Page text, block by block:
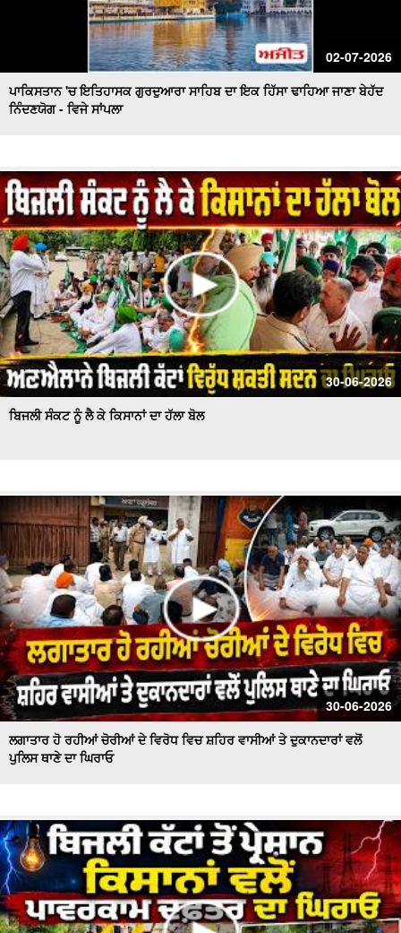
02-07-2026
ਪਾਕਿਸਤਾਨ 'ਚ ਇਤਿਹਾਸਕ ਗੁਰਦੁਆਰਾ ਸਾਹਿਬ ਦਾ ਇਕ ਹਿੱਸਾ ਢਾਹਿਆ ਜਾਣਾ ਬੇਹੱਦ
ਨਿੰਦਣਯੋਗ - ਵਿਜੇ ਸਾਂਪਲਾ
30-06-2026
ਬਿਜਲੀ ਸੰਕਟ ਨੂੰ ਲੈ ਕੇ ਕਿਸਾਨਾਂ ਦਾ ਹੱਲਾ ਬੋਲ
30-06-2026
ਲਗਾਤਾਰ ਹੋ ਰਹੀਆਂ ਚੋਰੀਆਂ ਦੇ ਵਿਰੋਧ ਵਿਚ ਸ਼ਹਿਰ ਵਾਸੀਆਂ ਤੇ ਦੁਕਾਨਦਾਰਾਂ ਵਲੋਂ
ਪੁਲਿਸ ਥਾਣੇ ਦਾ ਘਿਰਾਓ